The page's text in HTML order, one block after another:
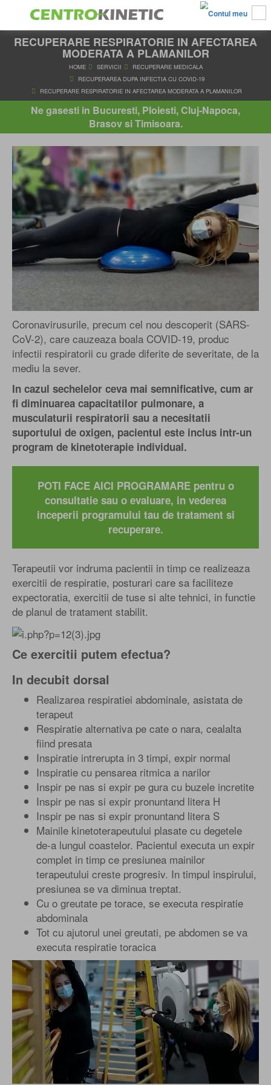
RECUPERARE RESPIRATORIE IN AFECTAREA
MODERATA A PLAMANILOR
HOME SERVICII
RECUPERARE MEDICALA
RECUPERAREA DUPA INFECTIA CU COVID-19
RECUPERARE RESPIRATORIE IN AFECTAREA MODERATA A
Ne gasesti in Bucuresti, Ploiesti, Cluj-Napoca,
Brasov si Timisoara.
Coronavirusurile, precum cel nou descoperit (SARS-
CoV-2), care cauzeaza boala COVID-19, produc
infectii respiratorii cu grade diferite de severitate, de la
mediu la sever.
In cazul sechelelor ceva mai semnificative, cum ar
fi diminuarea capacitatilor pulmonare, a
musculaturii respiratorii sau a necesitatii
suportului de oxigen, pacientul este inclus intr-un
program de kinetoterapie individual.
POTI FACE AICI PROGRAMARE pentru o
consultatie sau o evaluare, in vederea
inceperii programului tau de tratament si
recuperare.
Terapeutii vor indruma pacientii in timp ce realizeaza
exercitii de respiratie, posturari care sa faciliteze
expectoratia, exercitii de tuse si alte tehnici, in functie
de planul de tratament stabilit.
Ce exercitii putem efectua?
In decubit dorsal
Realizarea respiratiei abdominale, asistata de
terapeut
Respiratie alternativa pe cate o nara, cealalta
fiind presata
Inspiratie intrerupta in 3 timpi, expir normal
Inspiratie cu pensarea ritmica a narilor
Inspir pe nas si expir pe gura cu buzele incretite
Inspir pe nas si expir pronuntand litera H
Inspir pe nas si expir pronuntand litera S
Mainile kinetoterapeutului plasate cu degetele
de-a lungul coastelor. Pacientul executa un expir
complet in timp ce presiunea mainilor
terapeutului creste progresiv. In timpul inspirului,
presiunea se va diminua treptat.
Cu o greutate pe torace, se executa respiratie
abdominala
Tot cu ajutorul unei greutati, pe abdomen se va
executa respiratie toracica